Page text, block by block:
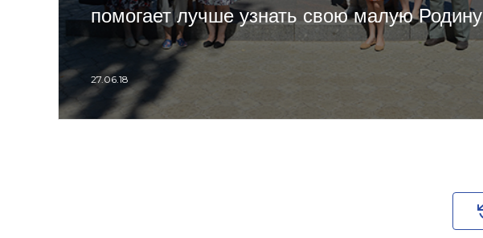
помогает лучше узнать свою малую Родину
27.06.18